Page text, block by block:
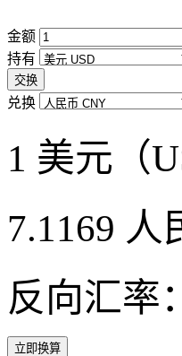
金额
持有
交换
兑换
1 美元（
7.1169 人
反向汇率
立即换算